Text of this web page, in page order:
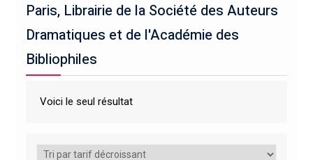
Paris, Librairie de la Société des Auteurs
Dramatiques et de l'Académie des
Bibliophiles
Voici le seul résultat